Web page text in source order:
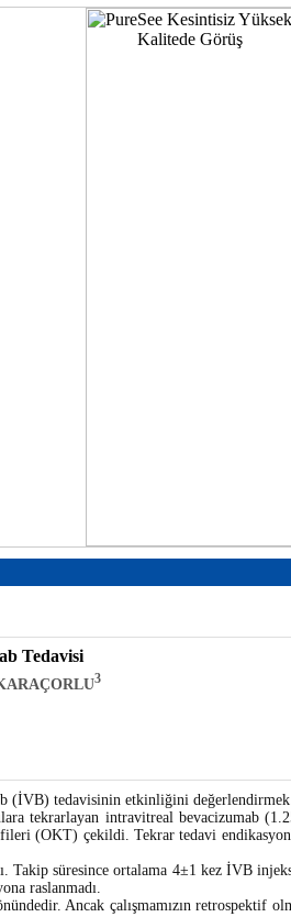
Tedavisi
3
(İVB) tedavisinin etkinliğini değerlendirmek.
tekrarlayan intravitreal bevacizumab
(OKT) çekildi. Tekrar tedavi
Takip süresince ortalama 4±1 kez İVB
raslanmadı.
Ancak çalışmamızın